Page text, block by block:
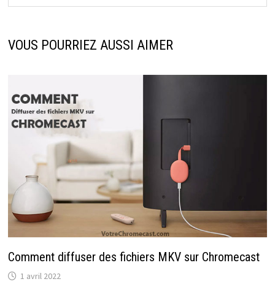
VOUS POURRIEZ AUSSI AIMER
Comment diffuser des fichiers MKV sur Chromecast
1 avril 2022